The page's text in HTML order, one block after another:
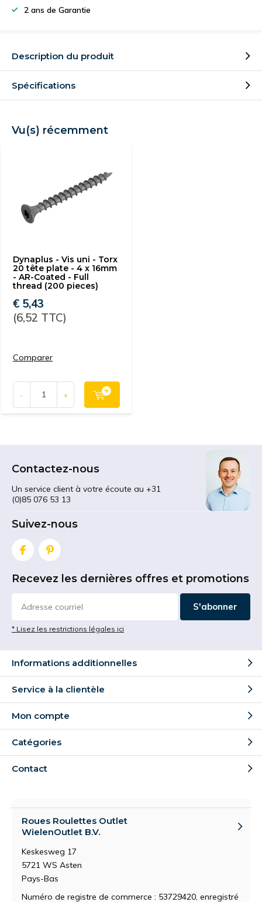
2 ans de Garantie
Description du produit
Spécifications
Vu(s) récemment
Dynaplus - Vis uni - Torx
20 tête plate - 4 x 16mm
- AR-Coated - Full
thread (200 pieces)
€ 5,43
(6,52 TTC)
Comparer
- +
Contactez-nous
Un service client à votre écoute au +31
(0)85 076 53 13
Suivez-nous
Recevez les dernières offres et promotions
S'abonner
* Lisez les restrictions légales ici
Informations additionnelles
Service à la clientèle
Mon compte
Catégories
Contact
Roues Roulettes Outlet
WielenOutlet B.V.
Keskesweg 17
5721 WS Asten
Pays-Bas
Numéro de registre de commerce : 53729420, enregistré